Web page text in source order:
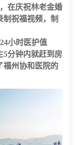
在庆祝林老金婚
祝福视频，制
24小时医护值
5分钟内就赶到房
福州协和医院的